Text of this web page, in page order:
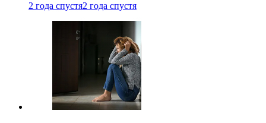
2 года спустя2 года спустя